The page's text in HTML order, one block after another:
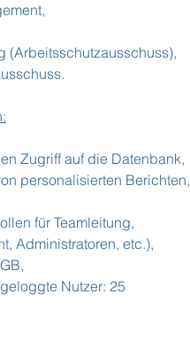
(Arbeitsschutzausschuss),
Zugriff auf die Datenbank,
personalisierten Berichten,
für Teamleitung,
Administratoren, etc.),
Nutzer: 25